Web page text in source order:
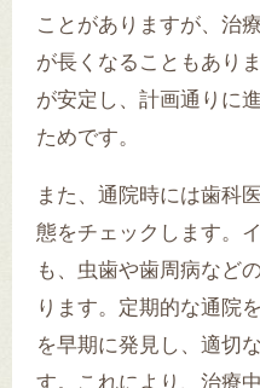
ことがありますが、治
が長くなることもあり
が安定し、計画通りに
ためです。
また、通院時には歯科
態をチェックします。
も、虫歯や歯周病など
ります。定期的な通院
を早期に発見し、適切
す。これにより、治療